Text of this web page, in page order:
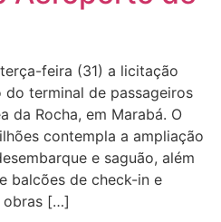
feira (31) a licitação
terminal de passageiros
da Rocha, em Marabá. O
contempla a ampliação
e saguão, além
balcões de check-in e
obras […]